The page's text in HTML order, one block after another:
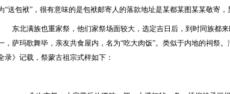
“送包袱”，很有意味的是包袱邮寄人的落款地址是某都某图某某敬寄
东北满族也重家祭，他们家祭场面较大，选定吉日后，到时同族都
，萨玛歌舞毕，亲友共食屋内，名为“吃大肉饭”。类似于内地的祠祭
录》记载，祭蒙古祖宗式样如下：